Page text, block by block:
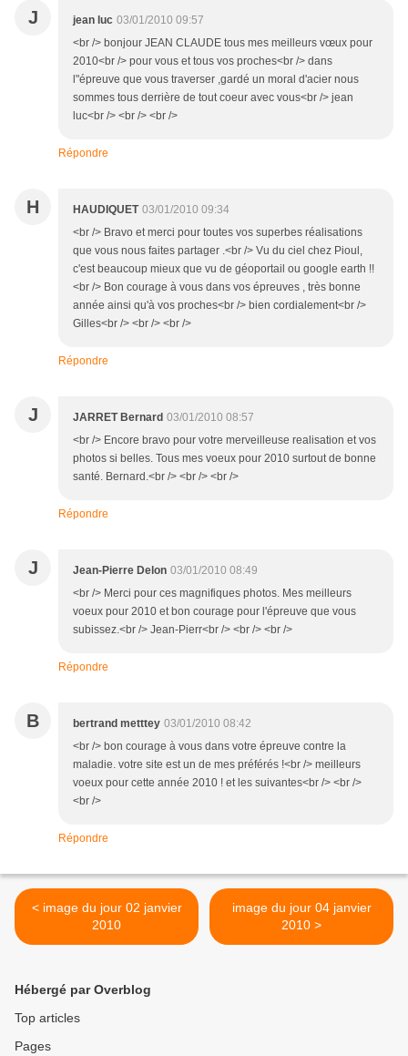
J jean luc 03/01/2010 09:57
<br /> bonjour JEAN CLAUDE tous mes meilleurs vœux pour
2010<br /> pour vous et tous vos proches<br /> dans
l"épreuve que vous traverser ,gardé un moral d'acier nous
sommes tous derrière de tout coeur avec vous<br /> jean
luc<br /> <br /> <br />
Répondre
H HAUDIQUET 03/01/2010 09:34
<br /> Bravo et merci pour toutes vos superbes réalisations
que vous nous faites partager .<br /> Vu du ciel chez Pioul,
c'est beaucoup mieux que vu de géoportail ou google earth !!
<br /> Bon courage à vous dans vos épreuves , très bonne
année ainsi qu'à vos proches<br /> bien cordialement<br />
Gilles<br /> <br /> <br />
Répondre
J JARRET Bernard 03/01/2010 08:57
<br /> Encore bravo pour votre merveilleuse realisation et vos
photos si belles. Tous mes voeux pour 2010 surtout de bonne
santé. Bernard.<br /> <br /> <br />
Répondre
J Jean-Pierre Delon 03/01/2010 08:49
<br /> Merci pour ces magnifiques photos. Mes meilleurs
voeux pour 2010 et bon courage pour l'épreuve que vous
subissez.<br /> Jean-Pierr<br /> <br /> <br />
Répondre
B bertrand metttey 03/01/2010 08:42
<br /> bon courage à vous dans votre épreuve contre la
maladie. votre site est un de mes préférés !<br /> meilleurs
voeux pour cette année 2010 ! et les suivantes<br /> <br />
<br />
Répondre
< image du jour 02 janvier
2010
image du jour 04 janvier
2010 >
Hébergé par Overblog
Top articles
Pages